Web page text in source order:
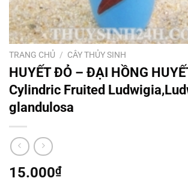
TRANG CHỦ / CÂY THỦY SINH
HUYẾT ĐỎ – ĐẠI HỒNG
Cylindric Fruited
glandulosa
15.000₫